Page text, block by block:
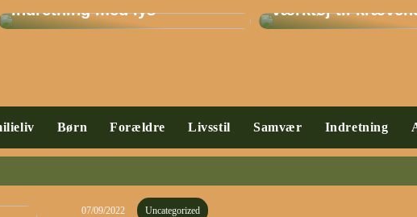
Indretning med lys
værktøj til
Børn Forældre Livsstil Samvær Indretning
07/09/2022 Uncategorized